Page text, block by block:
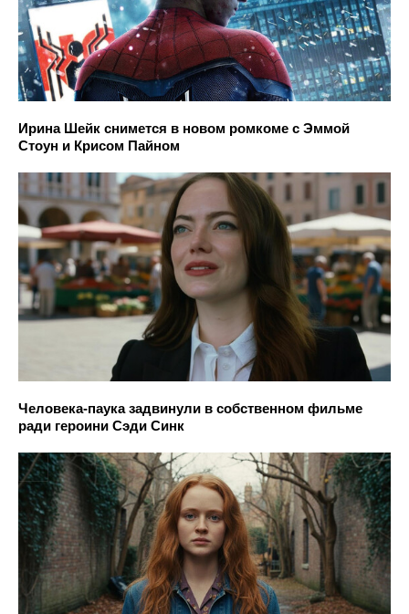
Ирина Шейк снимется в новом ромкоме с Эммой
Стоун и Крисом Пайном
Человека-паука задвинули в собственном фильме
ради героини Сэди Синк